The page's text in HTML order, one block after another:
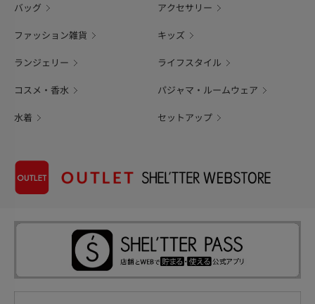
バッグ アクセサリー
ファッション雑貨 キッズ
ランジェリー ライフスタイル
コスメ・香水 パジャマ・ルームウェア
水着 セットアップ